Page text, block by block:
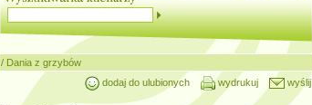
/ Dania z grzybów
dodaj do ulubionych
wydrukuj wyślij